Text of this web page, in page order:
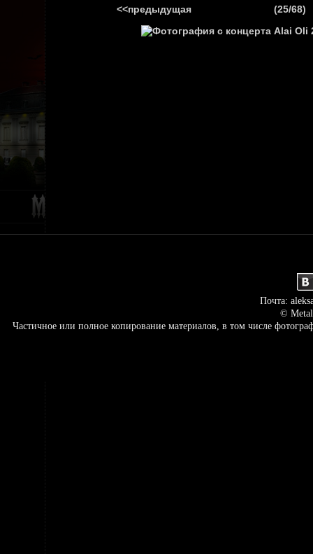
<<предыдущая (25/68)
Почта:
©
Частичное или полное копирование материалов, в том числе